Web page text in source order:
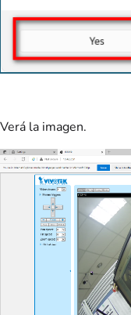
Verá la imagen.